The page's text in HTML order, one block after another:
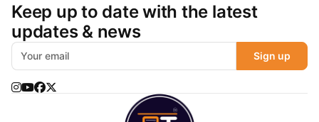
Keep up to date with the latest
updates & news
Sign up